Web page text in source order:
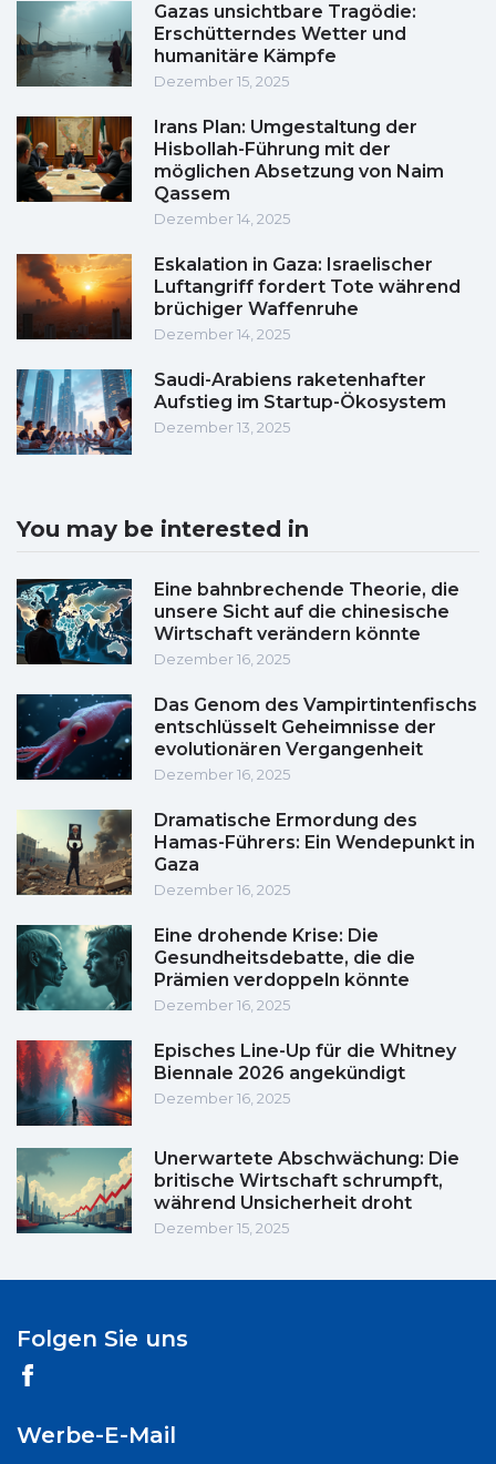
Gazas unsichtbare Tragödie:
Erschütterndes Wetter und
humanitäre Kämpfe
Dezember 15, 2025
Irans Plan: Umgestaltung der
Hisbollah-Führung mit der
möglichen Absetzung von Naim
Qassem
Dezember 14, 2025
Eskalation in Gaza: Israelischer
Luftangriff fordert Tote während
brüchiger Waffenruhe
Dezember 14, 2025
Saudi-Arabiens raketenhafter
Aufstieg im Startup-Ökosystem
Dezember 13, 2025
You may be interested in
Eine bahnbrechende Theorie, die
unsere Sicht auf die chinesische
Wirtschaft verändern könnte
Dezember 16, 2025
Das Genom des Vampirtintenfischs
entschlüsselt Geheimnisse der
evolutionären Vergangenheit
Dezember 16, 2025
Dramatische Ermordung des
Hamas-Führers: Ein Wendepunkt in
Gaza
Dezember 16, 2025
Eine drohende Krise: Die
Gesundheitsdebatte, die die
Prämien verdoppeln könnte
Dezember 16, 2025
Episches Line-Up für die Whitney
Biennale 2026 angekündigt
Dezember 16, 2025
Unerwartete Abschwächung: Die
britische Wirtschaft schrumpft,
während Unsicherheit droht
Dezember 15, 2025
Folgen Sie uns
Werbe-E-Mail